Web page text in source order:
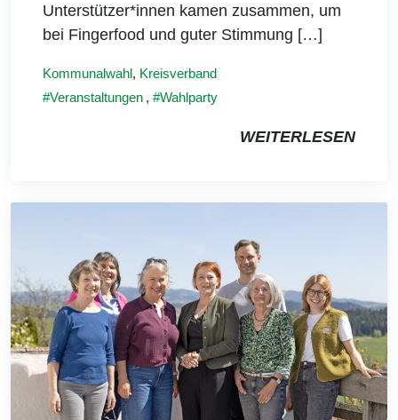
Unterstützer*innen kamen zusammen, um
bei Fingerfood und guter Stimmung […]
Kommunalwahl, Kreisverband
Veranstaltungen , Wahlparty
WEITERLESEN